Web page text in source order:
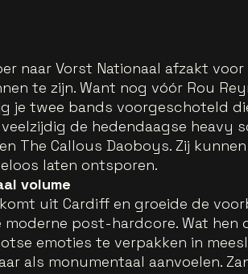
naar Vorst Nationaal afzakt
te zijn. Want nog vóór Rou
je twee bands voorgeschoteld
de hedendaagse heavy
The Callous Daoboys. Zij
laten ontsporen.
volume
uit Cardiff en groeide de
moderne post-hardcore. Wat hen
emoties te verpakken in
als monumentaal aanvoelen.